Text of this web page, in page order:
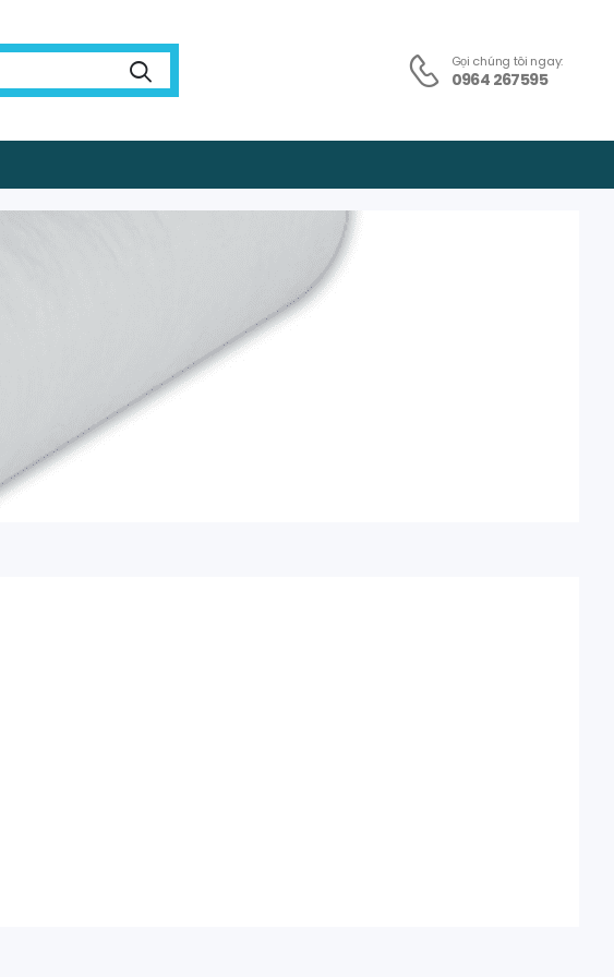
Gọi chúng tôi ngay:
0964 267595